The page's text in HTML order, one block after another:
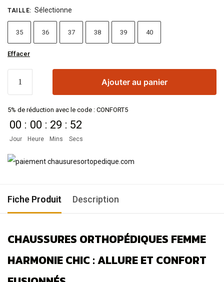
TAILLE: Sélectionne
35 36 37 38 39 40
Effacer
Ajouter au panier
5% de réduction avec le code : CONFORT5
00
Jour
: 00
Heure
: 29
Mins
: 52
Secs
Fiche Produit Description
CHAUSSURES ORTHOPÉDIQUES FEMME
HARMONIE CHIC : ALLURE ET CONFORT